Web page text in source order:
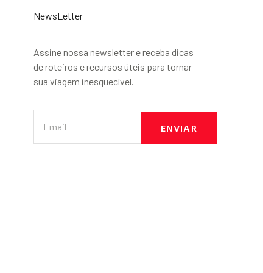
NewsLetter
Assine nossa newsletter e receba dicas
de roteiros e recursos úteis para tornar
sua viagem inesquecível.
ENVIAR